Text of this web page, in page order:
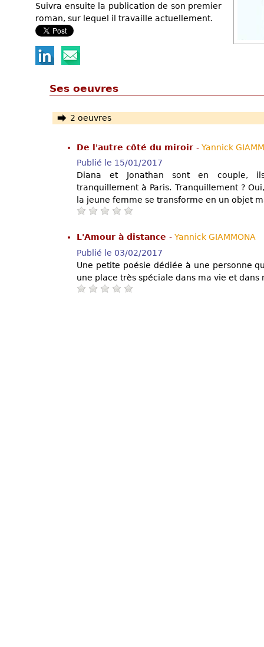
Suivra ensuite la publication de son premier
roman, sur lequel il travaille actuellement.
Ses oeuvres
2 oeuvres
De l'autre côté du miroir - Yannick
Publié le 15/01/2017
Diana et Jonathan sont en couple,
tranquillement à Paris. Tranquillement ?
la jeune femme se transforme en un objet
L'Amour à distance - Yannick GIAMMONA
Publié le 03/02/2017
Une petite poésie dédiée à une personne
une place très spéciale dans ma vie et dans